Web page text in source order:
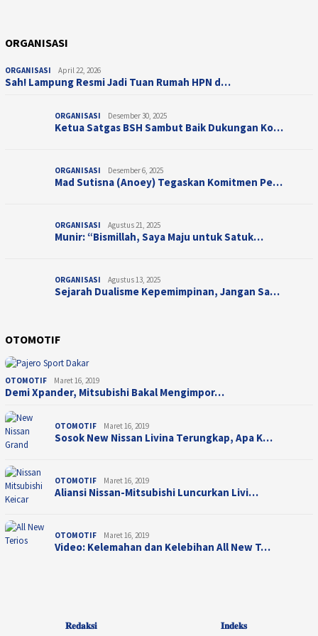
ORGANISASI
ORGANISASI April 22, 2026
Sah! Lampung Resmi Jadi Tuan Rumah HPN d…
ORGANISASI Desember 30, 2025
Ketua Satgas BSH Sambut Baik Dukungan Ko…
ORGANISASI Desember 6, 2025
Mad Sutisna (Anoey) Tegaskan Komitmen Pe…
ORGANISASI Agustus 21, 2025
Munir: “Bismillah, Saya Maju untuk Satuk…
ORGANISASI Agustus 13, 2025
Sejarah Dualisme Kepemimpinan, Jangan Sa…
OTOMOTIF
OTOMOTIF Maret 16, 2019
Demi Xpander, Mitsubishi Bakal Mengimpor…
OTOMOTIF Maret 16, 2019
Sosok New Nissan Livina Terungkap, Apa K…
OTOMOTIF Maret 16, 2019
Aliansi Nissan-Mitsubishi Luncurkan Livi…
OTOMOTIF Maret 16, 2019
Video: Kelemahan dan Kelebihan All New T…
𝐑𝐞𝐝𝐚𝐤𝐬𝐢 𝐈𝐧𝐝𝐞𝐤𝐬